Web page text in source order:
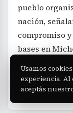
pueblo
nación,
compromiso
bases en
TAGS Política
Usamos
experiencia.
aceptás